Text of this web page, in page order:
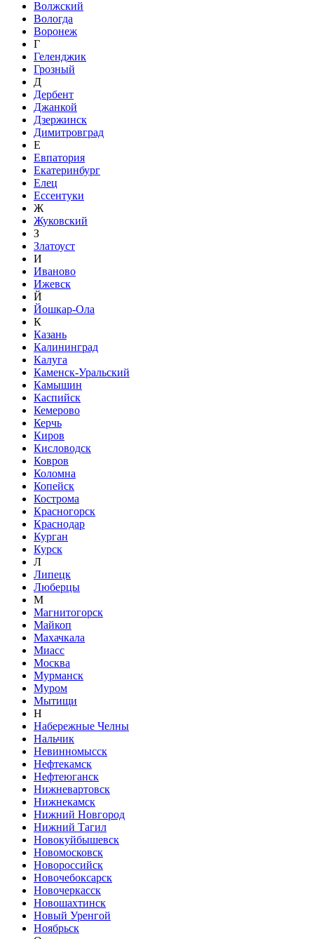
Волжский
Вологда
Воронеж
Г
Геленджик
Грозный
Д
Дербент
Джанкой
Дзержинск
Димитровград
Е
Евпатория
Екатеринбург
Елец
Ессентуки
Ж
Жуковский
З
Златоуст
И
Иваново
Ижевск
Й
Йошкар-Ола
К
Казань
Калининград
Калуга
Каменск-Уральский
Камышин
Каспийск
Кемерово
Керчь
Киров
Кисловодск
Ковров
Коломна
Копейск
Кострома
Красногорск
Краснодар
Курган
Курск
Л
Липецк
Люберцы
М
Магнитогорск
Майкоп
Махачкала
Миасс
Москва
Мурманск
Муром
Мытищи
Н
Набережные Челны
Нальчик
Невинномысск
Нефтекамск
Нефтеюганск
Нижневартовск
Нижнекамск
Нижний Новгород
Нижний Тагил
Новокуйбышевск
Новомосковск
Новороссийск
Новочебоксарск
Новочеркасск
Новошахтинск
Новый Уренгой
Ноябрьск